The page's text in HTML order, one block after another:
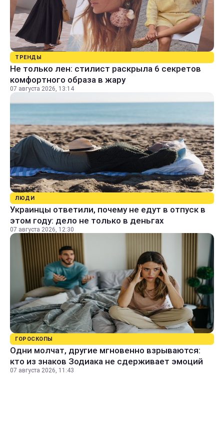
ТРЕНДЫ
Не только лен: стилист раскрыла 6 секретов
комфортного образа в жару
07 августа 2026, 13:14
ЛЮДИ
Украинцы ответили, почему не едут в отпуск в
этом году: дело не только в деньгах
07 августа 2026, 12:30
ГОРОСКОПЫ
Одни молчат, другие мгновенно взрываются:
кто из знаков Зодиака не сдерживает эмоций
07 августа 2026, 11:43